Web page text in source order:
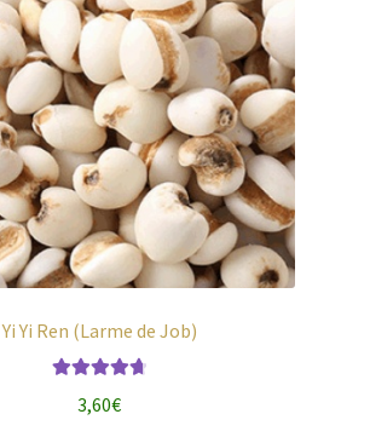
Yi Yi Ren (Larme de Job)
sur 5
3,60€